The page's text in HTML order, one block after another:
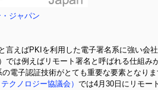
ジャパン
言えばPKIを利用した電子署名系に強い会
では例えばリモート署名と呼ばれる仕組み
の電子認証技術がとても重要な要素となり
クノロジー協議会） では4月30日にリモー